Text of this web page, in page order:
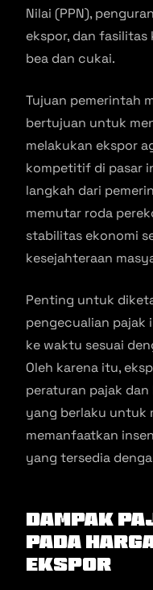
Nilai (PPN),
ekspor, dan fasilitas
bea dan cukai.
Tujuan pemerintah
bertujuan untuk
melakukan ekspor
kompetitif di pasar
langkah dari
memutar roda
stabilitas ekonomi
kesejahteraan
Penting untuk
pengecualian pajak
ke waktu sesuai
Oleh karena itu,
peraturan pajak
yang berlaku untuk
memanfaatkan
yang tersedia
Dampak
Pada
Ekspor